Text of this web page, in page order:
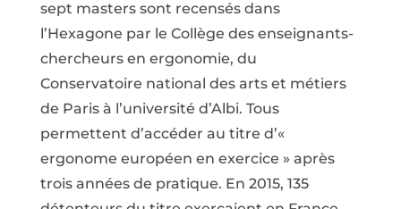
sept masters sont recensés dans
l’Hexagone par le Collège des enseignants-
chercheurs en ergonomie, du
Conservatoire national des arts et métiers
de Paris à l’université d’Albi. Tous
permettent d’accéder au titre d’«
ergonome européen en exercice » après
trois années de pratique. En 2015, 135